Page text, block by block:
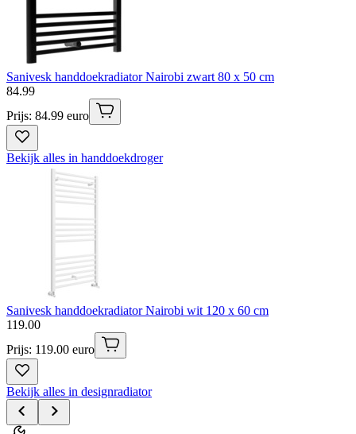
Sanivesk handdoekradiator Nairobi zwart 80 x 50 cm
84.99
Prijs: 84.99 euro
Bekijk alles in handdoekdroger
Sanivesk handdoekradiator Nairobi wit 120 x 60 cm
119.00
Prijs: 119.00 euro
Bekijk alles in designradiator